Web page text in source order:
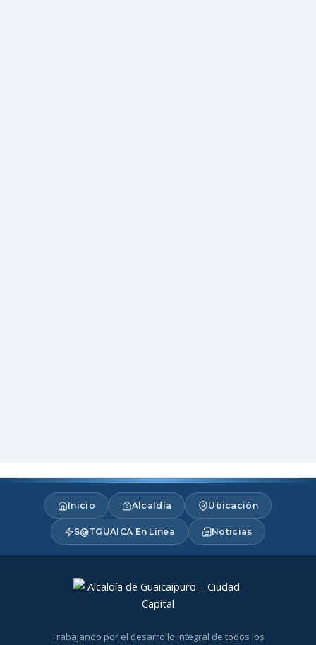
Inicio Alcaldía Ubicación
S@TGUAICA En Línea Noticias
Trabajando por el desarrollo integral de todos los